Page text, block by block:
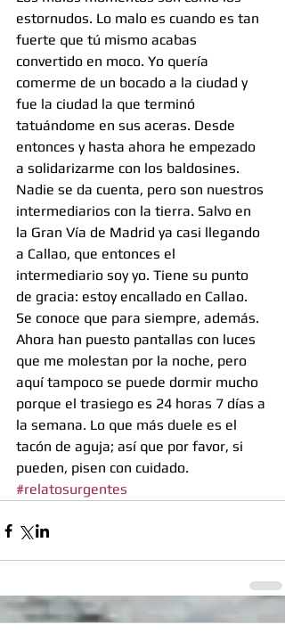
estornudos. Lo malo es cuando es tan
fuerte que tú mismo acabas
convertido en moco. Yo quería
comerme de un bocado a la ciudad y
fue la ciudad la que terminó
tatuándome en sus aceras. Desde
entonces y hasta ahora he empezado
a solidarizarme con los baldosines.
Nadie se da cuenta, pero son nuestros
intermediarios con la tierra. Salvo en
la Gran Vía de Madrid ya casi llegando
a Callao, que entonces el
intermediario soy yo. Tiene su punto
de gracia: estoy encallado en Callao.
Se conoce que para siempre, además.
Ahora han puesto pantallas con luces
que me molestan por la noche, pero
aquí tampoco se puede dormir mucho
porque el trasiego es 24 horas 7 días a
la semana. Lo que más duele es el
tacón de aguja; así que por favor, si
pueden, pisen con cuidado.
#relatosurgentes